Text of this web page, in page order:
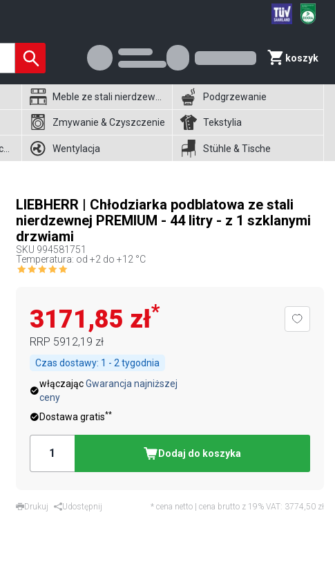
koszyk
Podgrzewanie
Zmywanie & Czyszczenie Tekstylia
Wentylacja Stühle & Tische
LIEBHERR | Chłodziarka podblatowa ze stali
nierdzewnej PREMIUM - 44 litry - z 1 szklanymi
drzwiami
SKU 994581751
Temperatura: od +2 do +12 °C
3171,85 zł*
RRP 5912,19 zł
Czas dostawy: 1 - 2 tygodnia
włączającGwarancja najniższej
ceny
Dostawa gratis**
Dodaj do koszyka
Drukuj Udostępnij * cena netto | cena brutto z 19% VAT: 3774,50 zł